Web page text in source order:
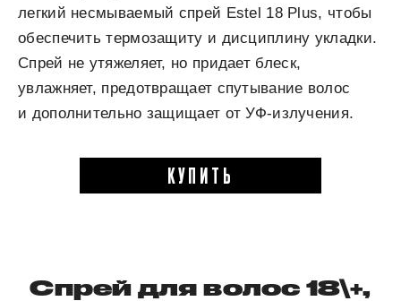
легкий несмываемый спрей Estel 18 Plus, чтобы
обеспечить термозащиту и дисциплину укладки.
Спрей не утяжеляет, но придает блеск,
увлажняет, предотвращает спутывание волос
и дополнительно защищает от УФ-излучения.
КУПИТЬ
Спрей для волос 18\+,